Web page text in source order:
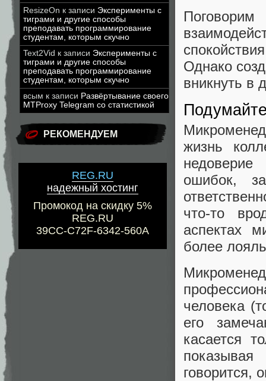
ResizeOn к записи Эксперименты с
тиграми и другие способы
преподавать программирование
студентам, которым скучно
Text2Vid к записи Эксперименты с
тиграми и другие способы
преподавать программирование
студентам, которым скучно
всым к записи Развёртывание своего
MTProxy Telegram со статистикой
РЕКОМЕНДУЕМ
REG.RU
надежный хостинг
Промокод на скидку 5%
REG.RU
39CC-C72F-6342-560A
Однако
вникнуть в
жизнь
ошибок,
что-то
аспектах
более
человека
его
касается
говорится,